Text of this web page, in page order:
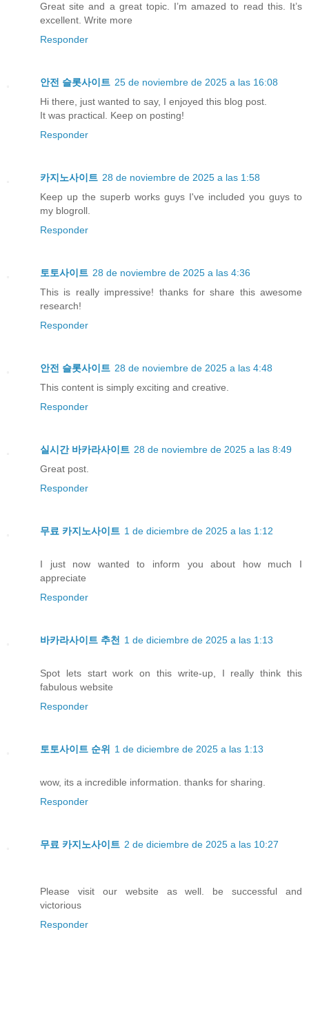
Great site and a great topic. I’m amazed to read this. It’s
excellent. Write more
Responder
안전 슬롯사이트 25 de noviembre de 2025 a las 16:08
Hi there, just wanted to say, I enjoyed this blog post.
It was practical. Keep on posting!
Responder
카지노사이트 28 de noviembre de 2025 a las 1:58
Keep up the superb works guys I've included you guys to
my blogroll.
Responder
토토사이트 28 de noviembre de 2025 a las 4:36
This is really impressive! thanks for share this awesome
research!
Responder
안전 슬롯사이트 28 de noviembre de 2025 a las 4:48
This content is simply exciting and creative.
Responder
실시간 바카라사이트 28 de noviembre de 2025 a las 8:49
Great post.
Responder
무료 카지노사이트 1 de diciembre de 2025 a las 1:12
I just now wanted to inform you about how much I
appreciate
Responder
바카라사이트 추천 1 de diciembre de 2025 a las 1:13
Spot lets start work on this write-up, I really think this
fabulous website
Responder
토토사이트 순위 1 de diciembre de 2025 a las 1:13
wow, its a incredible information. thanks for sharing.
Responder
무료 카지노사이트 2 de diciembre de 2025 a las 10:27
Please visit our website as well. be successful and
victorious
Responder